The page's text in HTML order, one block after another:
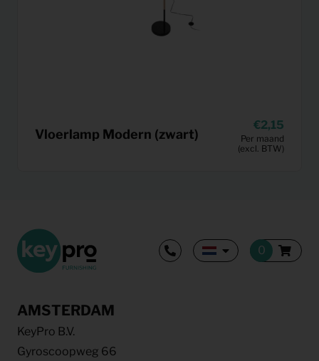
Vloerlamp Modern (zwart)
2,15
Per maand
(excl. BTW)
AMSTERDAM
KeyPro B.V.
Gyroscoopweg 66